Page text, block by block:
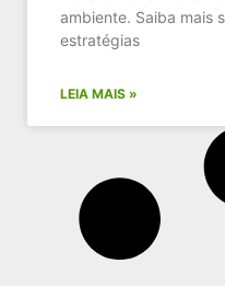
ambiente. Saiba mais
estratégias
LEIA MAIS »